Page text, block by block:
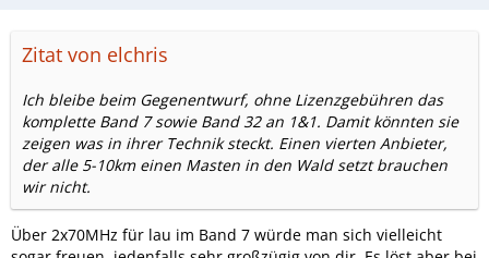
Zitat von elchris
Ich bleibe beim Gegenentwurf, ohne Lizenzgebühren das
komplette Band 7 sowie Band 32 an 1&1. Damit könnten sie
zeigen was in ihrer Technik steckt. Einen vierten Anbieter,
der alle 5-10km einen Masten in den Wald setzt brauchen
wir nicht.
Über 2x70MHz für lau im Band 7 würde man sich vielleicht